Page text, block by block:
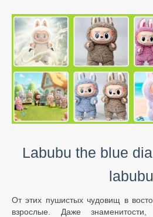
Labubu the blue
labubu
От этих пушистых чудовищ в
взрослые. Даже